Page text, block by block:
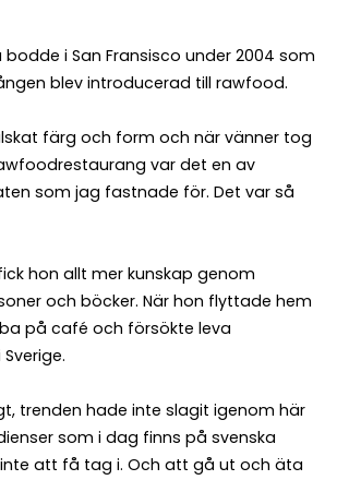
bodde i San Fransisco under 2004 som
blev introducerad till rawfood.
färg och form och när vänner tog
var det en av
som jag fastnade för. Det var så
hon allt mer kunskap genom
och böcker. När hon flyttade hem
på café och försökte leva
trenden hade inte slagit igenom här
som i dag finns på svenska
att få tag i. Och att gå ut och äta